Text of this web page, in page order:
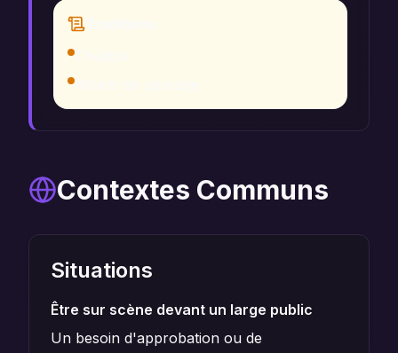
Contextes Communs
Situations
Être sur scène devant un large public
Un besoin d'approbation ou de